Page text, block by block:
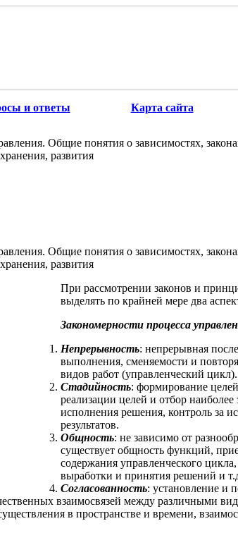
и ответы Карта сайта
Общие понятия о зависимостях,
развития
Общие понятия о зависимостях,
развития
При рассмотрении законов и
выделять по крайней мере два
Закономерности процесса
Непрерывность: непрерывная
выполнения, сменяемости и
видов работ (управленческий цикл).
Стадийность: формирование
реализации целей и отбор
исполнения решения, контроль за
результатов.
Общность: не зависимо от
существует общность функций,
содержания управленческого
выработки и принятия решений и
Согласованность: установление и
взаимосвязей между различными
в пространстве и времени,